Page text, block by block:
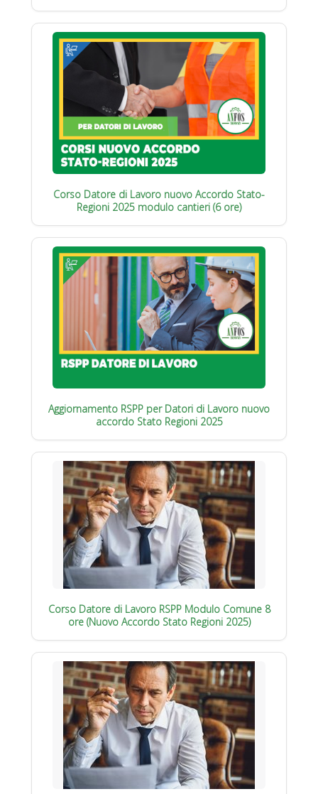
Corso Datore di Lavoro nuovo Accordo Stato-
Regioni 2025 modulo cantieri (6 ore)
Aggiornamento RSPP per Datori di Lavoro nuovo
accordo Stato Regioni 2025
Corso Datore di Lavoro RSPP Modulo Comune 8
ore (Nuovo Accordo Stato Regioni 2025)